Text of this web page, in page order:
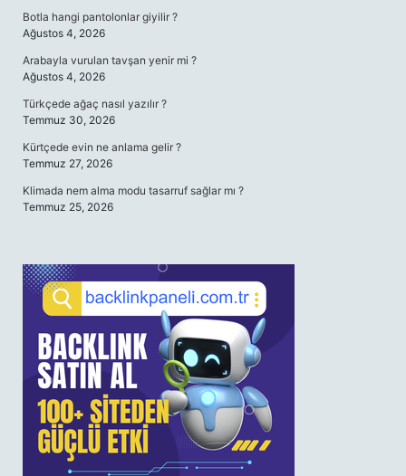
Botla hangi pantolonlar giyilir ?
Ağustos 4, 2026
Arabayla vurulan tavşan yenir mi ?
Ağustos 4, 2026
Türkçede ağaç nasıl yazılır ?
Temmuz 30, 2026
Kürtçede evin ne anlama gelir ?
Temmuz 27, 2026
Klimada nem alma modu tasarruf sağlar mı ?
Temmuz 25, 2026